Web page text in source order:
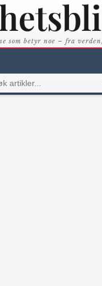
som betyr noe – fra